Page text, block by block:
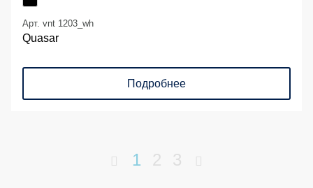
Арт. vnt 1203_wh
Quasar
Подробнее
1 2 3